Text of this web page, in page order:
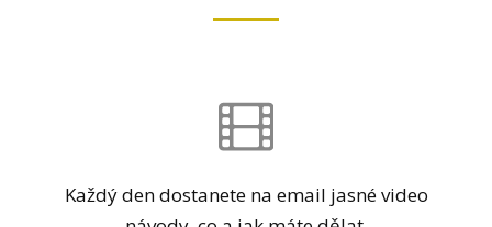
Každý den dostanete na email jasné video